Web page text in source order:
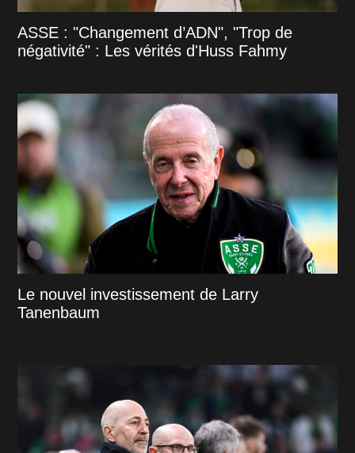
ASSE : "Changement d’ADN", "Trop de
négativité" : Les vérités d'Huss Fahmy
Le nouvel investissement de Larry
Tanenbaum